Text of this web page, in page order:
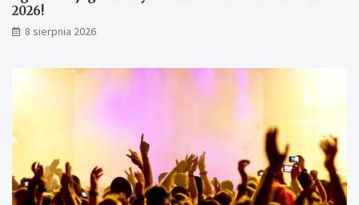
2026!
8 sierpnia 2026